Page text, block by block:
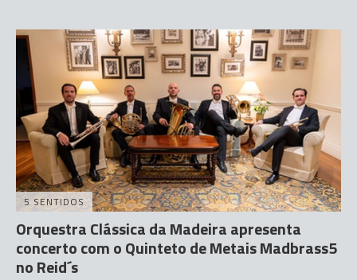
5 SENTIDOS
Orquestra Clássica da Madeira apresenta
concerto com o Quinteto de Metais Madbrass5
no Reid´s